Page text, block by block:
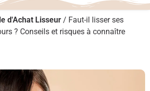
d'Achat Lisseur / Faut-il lisser ses
? Conseils et risques à connaître